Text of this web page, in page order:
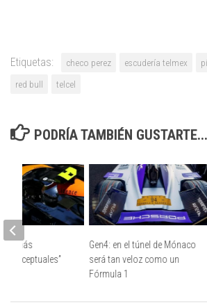
Etiquetas: checo perez escudería telmex
red bull
telcel
PODRÍA TAMBIÉN GUSTARTE...
Gen4: en el túnel de Mónaco
será tan veloz como un
Fórmula 1
más
conceptuales”